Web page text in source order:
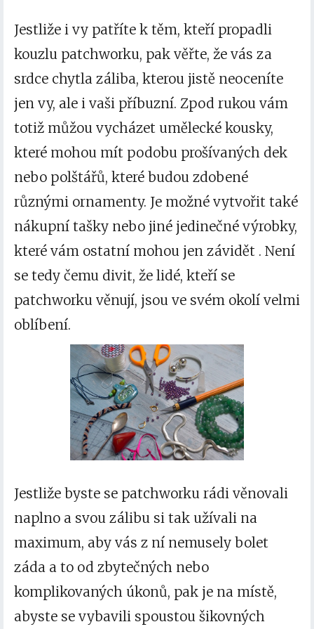
Jestliže i vy patříte k těm, kteří propadli
kouzlu patchworku, pak věřte, že vás za
srdce chytla záliba, kterou jistě neoceníte
jen vy, ale i vaši příbuzní. Zpod rukou vám
totiž můžou vycházet umělecké kousky,
které mohou mít podobu prošívaných dek
nebo polštářů, které budou zdobené
různými ornamenty. Je možné vytvořit také
nákupní tašky nebo jiné jedinečné výrobky,
které vám ostatní mohou jen závidět . Není
se tedy čemu divit, že lidé, kteří se
patchworku věnují, jsou ve svém okolí velmi
oblíbení.
Jestliže byste se patchworku rádi věnovali
naplno a svou zálibu si tak užívali na
maximum, aby vás z ní nemusely bolet
záda a to od zbytečných nebo
komplikovaných úkonů, pak je na místě,
abyste se vybavili spoustou šikovných